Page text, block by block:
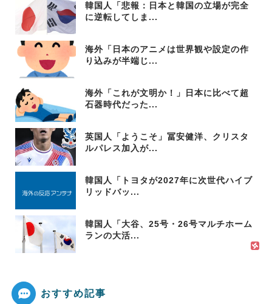
韓国人「悲報：日本と韓国の立場が完全
に逆転してしま...
海外「日本のアニメは世界観や設定の作
り込みが半端じ...
海外「これが文明か！」日本に比べて超
石器時代だった...
英国人「ようこそ」冨安健洋、クリスタ
ルパレス加入が...
韓国人「トヨタが2027年に次世代ハイブ
リッドバッ...
韓国人「大谷、25号・26号マルチホーム
ランの大活...
おすすめ記事